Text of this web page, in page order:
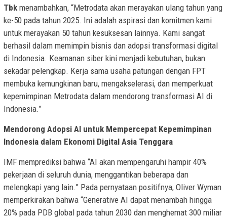
Tbk menambahkan, “Metrodata akan merayakan ulang tahun yang
ke-50 pada tahun 2025. Ini adalah aspirasi dan komitmen kami
untuk merayakan 50 tahun kesuksesan lainnya. Kami sangat
berhasil dalam memimpin bisnis dan adopsi transformasi digital
di Indonesia. Keamanan siber kini menjadi kebutuhan, bukan
sekadar pelengkap. Kerja sama usaha patungan dengan FPT
membuka kemungkinan baru, mengakselerasi, dan memperkuat
kepemimpinan Metrodata dalam mendorong transformasi AI di
Indonesia.”
Mendorong Adopsi AI untuk Mempercepat Kepemimpinan
Indonesia dalam Ekonomi Digital Asia Tenggara
IMF memprediksi bahwa “AI akan mempengaruhi hampir 40%
pekerjaan di seluruh dunia, menggantikan beberapa dan
melengkapi yang lain.” Pada pernyataan positifnya, Oliver Wyman
memperkirakan bahwa “Generative AI dapat menambah hingga
20% pada PDB global pada tahun 2030 dan menghemat 300 miliar